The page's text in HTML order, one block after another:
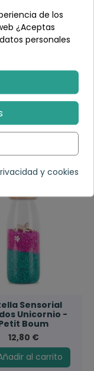
Rosa -
Boum
13,20 €
al carrito
Sensorial
Unicornio -
Boum
12,80 €
al carrito
de los
¿Aceptas
personales
y cookies